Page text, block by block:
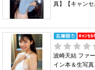
真】【キャンセ
波崎天結 ファ
イン本＆生写真